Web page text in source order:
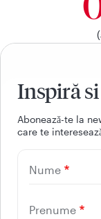
Inspiră
Aboneazǎ-te la
care te
Nume
Prenume
REGINA MARIA